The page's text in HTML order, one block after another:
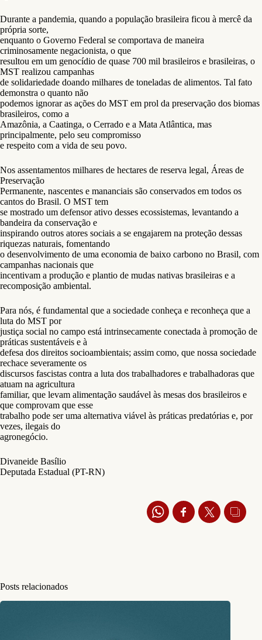
Durante a pandemia, quando a população brasileira ficou à mercê da
própria sorte,
enquanto o Governo Federal se comportava de maneira
criminosamente negacionista, o que
resultou em um genocídio de quase 700 mil brasileiros e brasileiras, o
MST realizou campanhas
de solidariedade doando milhares de toneladas de alimentos. Tal fato
demonstra o quanto não
podemos ignorar as ações do MST em prol da preservação dos biomas
brasileiros, como a
Amazônia, a Caatinga, o Cerrado e a Mata Atlântica, mas
principalmente, pelo seu compromisso
e respeito com a vida de seu povo.
Nos assentamentos milhares de hectares de reserva legal, Áreas de
Preservação
Permanente, nascentes e mananciais são conservados em todos os
cantos do Brasil. O MST tem
se mostrado um defensor ativo desses ecossistemas, levantando a
bandeira da conservação e
inspirando outros atores sociais a se engajarem na proteção dessas
riquezas naturais, fomentando
o desenvolvimento de uma economia de baixo carbono no Brasil, com
campanhas nacionais que
incentivam a produção e plantio de mudas nativas brasileiras e a
recomposição ambiental.
Para nós, é fundamental que a sociedade conheça e reconheça que a
luta do MST por
justiça social no campo está intrinsecamente conectada à promoção de
práticas sustentáveis e à
defesa dos direitos socioambientais; assim como, que nossa sociedade
rechace severamente os
discursos fascistas contra a luta dos trabalhadores e trabalhadoras que
atuam na agricultura
familiar, que levam alimentação saudável às mesas dos brasileiros e
que comprovam que esse
trabalho pode ser uma alternativa viável às práticas predatórias e, por
vezes, ilegais do
agronegócio.
Divaneide Basílio
Deputada Estadual (PT-RN)
Posts relacionados